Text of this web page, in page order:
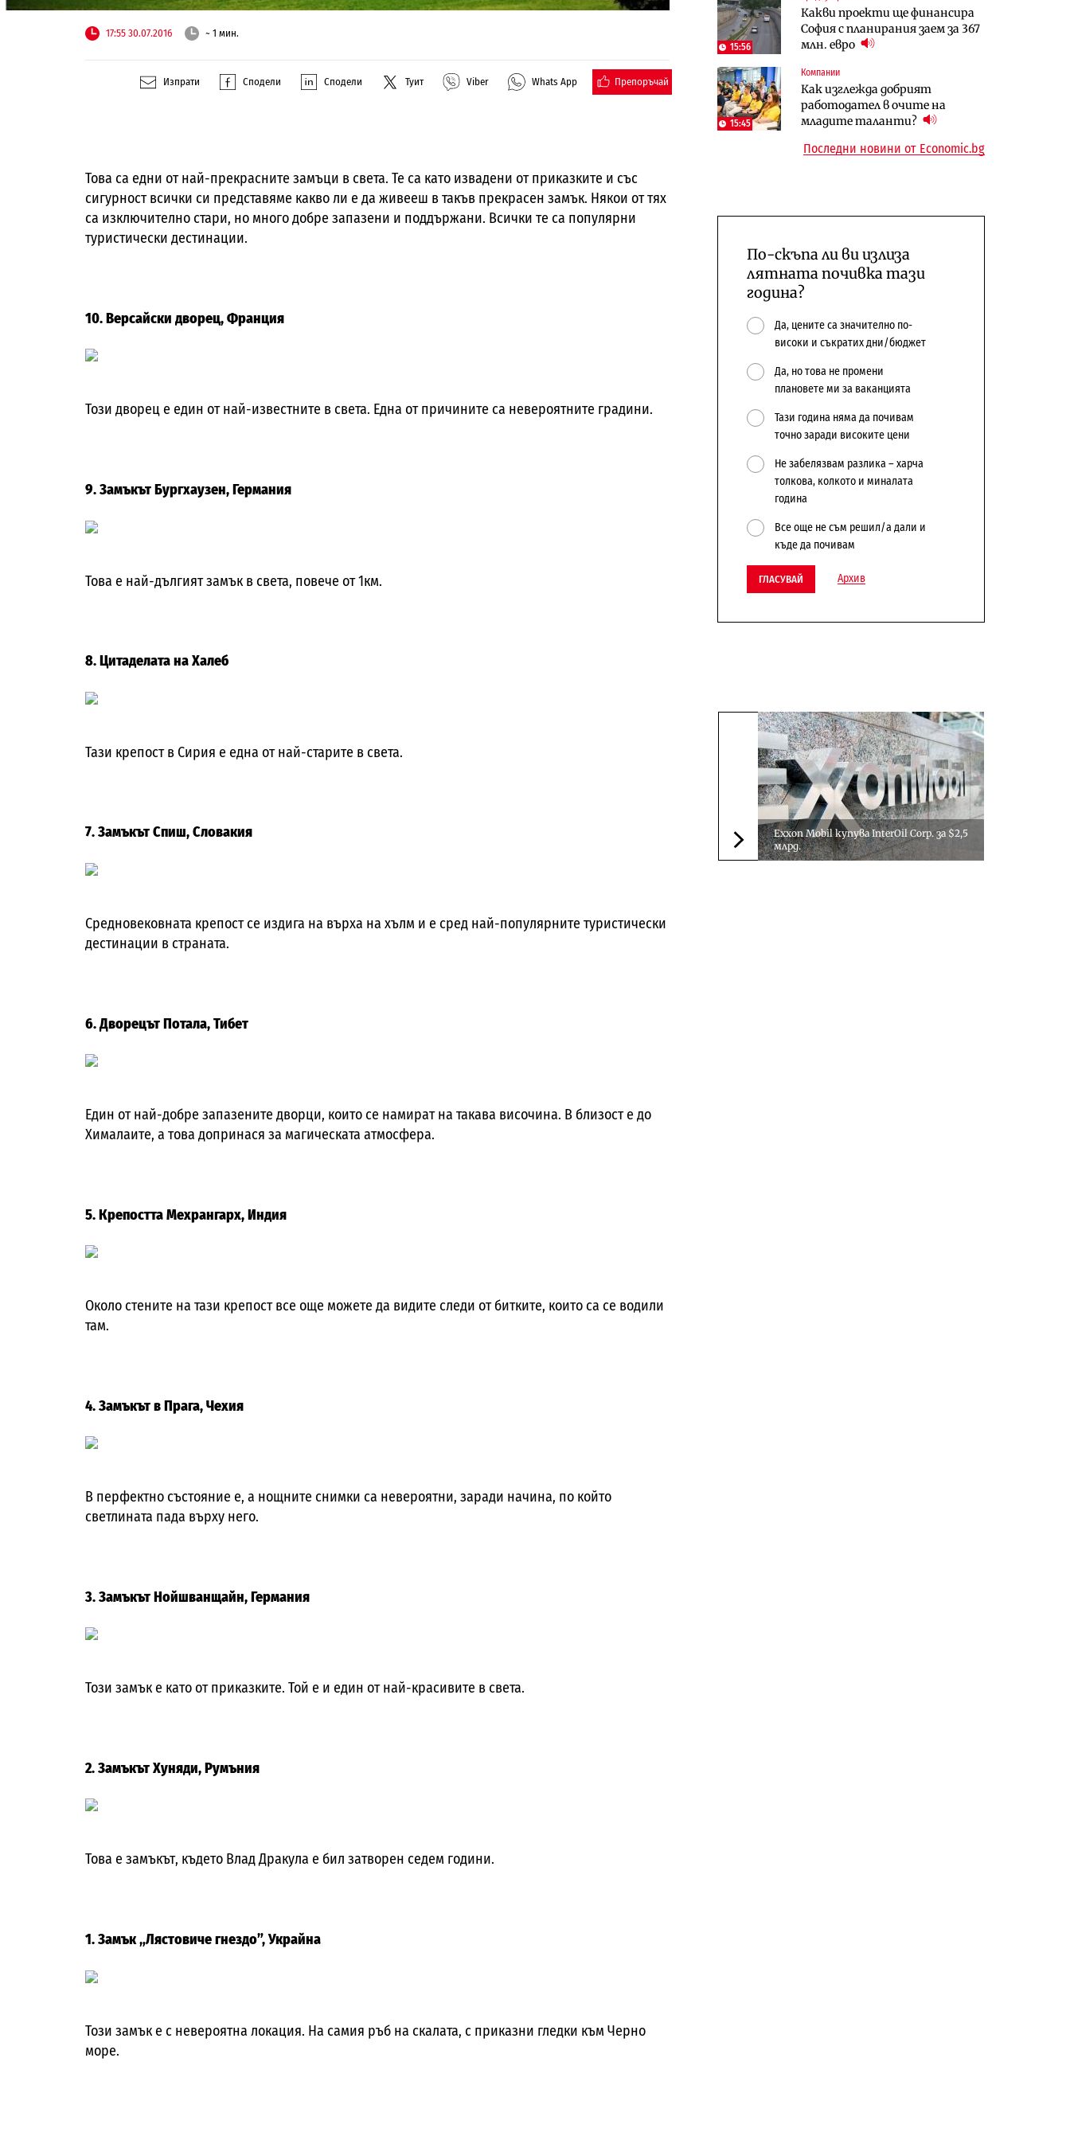
17:55 30.07.2016 ~ 1 мин.
Изпрати Сподели Сподели Туит Viber Whats App Препоръчай
Това са едни от най-прекрасните замъци в света. Те са като извадени от приказките и със
сигурност всички си представяме какво ли е да живееш в такъв прекрасен замък. Някои от тях
са изключително стари, но много добре запазени и поддържани. Всички те са популярни
туристически дестинации.
10. Версайски дворец, Франция
Този дворец е един от най-известните в света. Една от причините са невероятните градини.
9. Замъкът Бургхаузен, Германия
Това е най-дългият замък в света, повече от 1км.
8. Цитаделата на Халеб
Тази крепост в Сирия е една от най-старите в света.
7. Замъкът Спиш, Словакия
Средновековната крепост се издига на върха на хълм и е сред най-популярните туристически
дестинации в страната.
6. Дворецът Потала, Тибет
Един от най-добре запазените дворци, които се намират на такава височина. В близост е до
Хималаите, а това допринася за магическата атмосфера.
5. Крепостта Мехрангарх, Индия
Около стените на тази крепост все още можете да видите следи от битките, които са се водили
там.
4. Замъкът в Прага, Чехия
В перфектно състояние е, а нощните снимки са невероятни, заради начина, по който
светлината пада върху него.
3. Замъкът Нойшванщайн, Германия
Този замък е като от приказките. Той е и един от най-красивите в света.
2. Замъкът Хуняди, Румъния
Това е замъкът, където Влад Дракула е бил затворен седем години.
1. Замък „Лястовиче гнездо”, Украйна
Този замък е с невероятна локация. На самия ръб на скалата, с приказни гледки към Черно
море.
15:56
Какви проекти ще финансира
София с планирания заем за 367
млн. евро
15:45
Компании
Как изглежда добрият
работодател в очите на
младите таланти?
бюджетите си
To:know
цените в лева: Какво
предстои?
Компании
технологичните компании и
системните интегратори
Последни новини от Economic.bg
По-скъпа ли ви излиза
лятната почивка тази
година?
Да, цените са значително по-
високи и съкратих дни/бюджет
Да, но това не промени
плановете ми за ваканцията
Тази година няма да почивам
точно заради високите цени
Не забелязвам разлика – харча
толкова, колкото и миналата
година
Все още не съм решил/а дали и
къде да почивам
ГЛАСУВАЙ Архив
Следваща новина
Exxon Mobil купува InterOil Corp. за $2,5
млрд.